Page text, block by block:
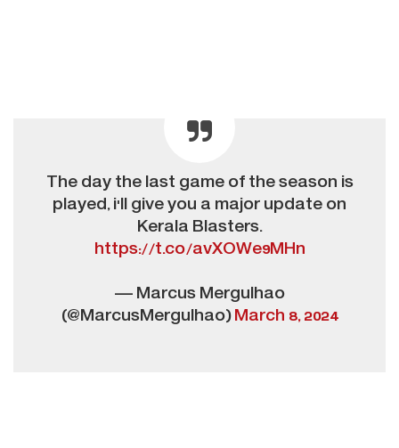
The day the last game of the season is
played, i'll give you a major update on
Kerala Blasters.
https://t.co/avXOWe9MHn
— Marcus Mergulhao
(@MarcusMergulhao)March 8, 2024